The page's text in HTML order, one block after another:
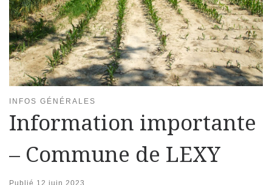
INFOS GÉNÉRALES
Information importante
– Commune de LEXY
Publié 12 juin 2023